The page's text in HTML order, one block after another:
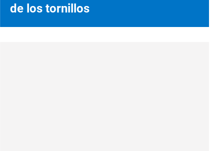
de los tornillos